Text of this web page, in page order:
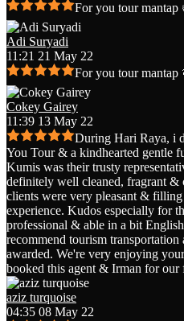
For you tour
Adi Suryadi
11:21 21 May 22
For you tour mantap
Cokey Gairey
11:39 13 May 22
During Hari Raya, i
You Tour & a kindhearted gentle
Kumis was their trusty
definitely well cleaned, fragrant
clients were very pleasant &
experience. Kudos especially for
professional & able in a bit
recommend tourism
awarded. We're very enjoying
booked this agent & Irman for our
aziz turquoise
04:35 08 May 22